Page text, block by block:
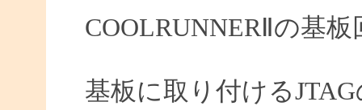
COOLRUNNERⅡの基
基板に取り付ける